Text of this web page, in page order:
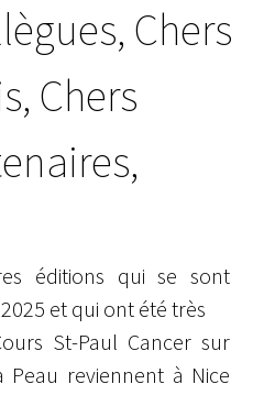
Chers
Chers
éditions qui se sont
et qui ont été très
St-Paul Cancer sur
Peau reviennent à Nice